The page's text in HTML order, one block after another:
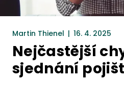
Martin Thienel | 16. 4. 2025
Nejčastější
sjednání